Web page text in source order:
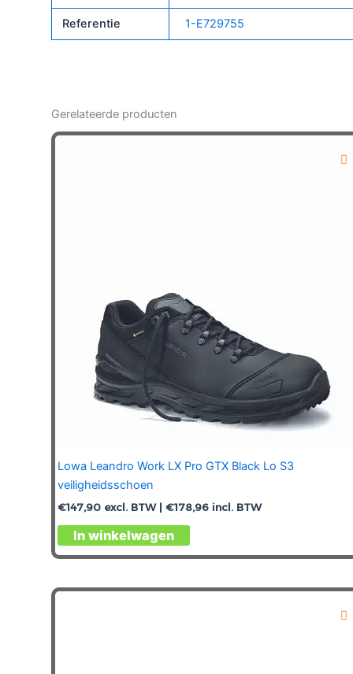
Referentie 1-E729755
Gerelateerde producten
Lowa Leandro Work LX Pro GTX Black Lo S3
veiligheidsschoen
€147,90 excl. BTW | €178,96 incl. BTW
In winkelwagen
Dit
product
meerdere